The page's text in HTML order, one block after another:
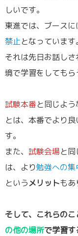
しいです。
東進では、ブース
禁止となっています。
それは先日お話しさ
境で学習をしてもら
試験本番と同じよ
とは、本番でより
す。
また、 試験会場と
は、より勉強への集
というメリットもあ
そして、これらのこ
の他の場所で学習す